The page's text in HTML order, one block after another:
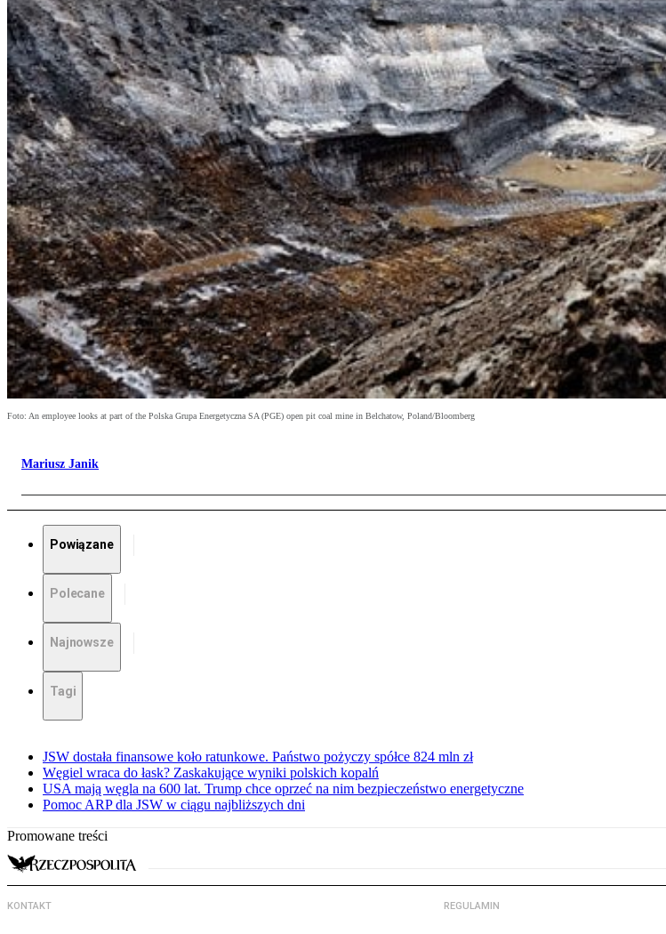
Foto: An employee looks at part of the Polska Grupa Energetyczna SA (PGE) open pit coal mine in Belchatow, Poland/Bloomberg
Mariusz Janik
Powiązane
Polecane
Najnowsze
Tagi
JSW dostała finansowe koło ratunkowe. Państwo pożyczy spółce 824 mln zł
Węgiel wraca do łask? Zaskakujące wyniki polskich kopalń
USA mają węgla na 600 lat. Trump chce oprzeć na nim bezpieczeństwo energetyczne
Pomoc ARP dla JSW w ciągu najbliższych dni
Promowane treści
KONTAKT REGULAMIN